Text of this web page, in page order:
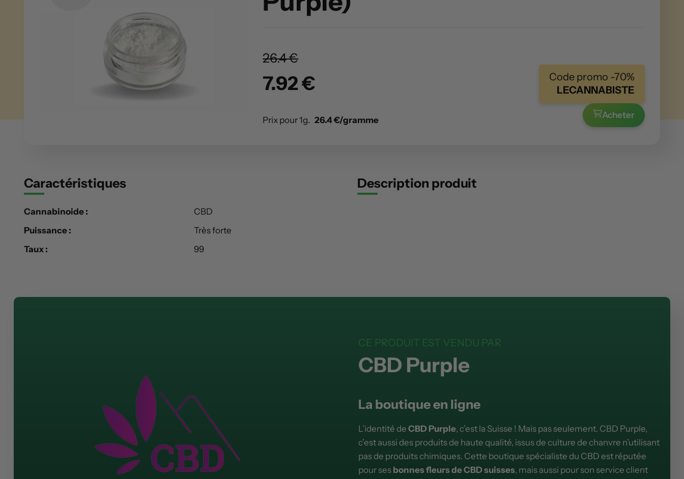
26.4 €
7.92 €
Prix pour 1g.26.4 €/gramme
Code promo -70%
LECANNABISTE
Acheter
Caractéristiques
Cannabinoide :
CBD
Puissance :
Très forte
Taux :
99
Description produit
CE PRODUIT EST VENDU PAR
CBD Purple
La boutique en ligne
L’identité de CBD Purple, c’est la Suisse ! Mais pas seulement. CBD Purple,
c’est aussi des produits de haute qualité, issus de culture de chanvre n’utilisant
pas de produits chimiques. Cette boutique spécialiste du CBD est réputée
pour ses bonnes fleurs de CBD suisses, mais aussi pour son service client